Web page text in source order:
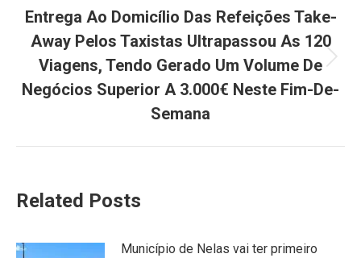
Next
post:
Entrega Ao Domicílio Das Refeições Take-
Away Pelos Taxistas Ultrapassou As 120
Viagens, Tendo Gerado Um Volume De
Negócios Superior A 3.000€ Neste Fim-De-
Semana
Related Posts
Município de Nelas vai ter primeiro